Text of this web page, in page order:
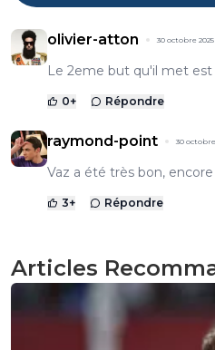
olivier-atton 30 octobre 2025
Le 2eme but qu'il met est
0+ Répondre
raymond-point 30 octobre
Vaz a été très bon, encore
3+ Répondre
Articles